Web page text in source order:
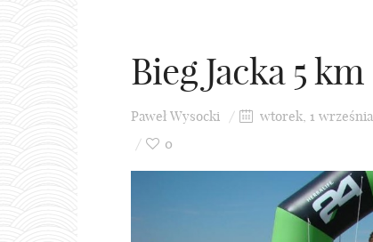
Bieg Jacka 5
Paweł Wysocki wtorek, 1
0